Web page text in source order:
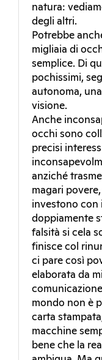
natura:
degli altri.
Potrebbe
migliaia di
semplice. Di
pochissimi,
autonoma,
visione.
Anche
occhi sono
precisi
anziché
magari
investono con
doppiamente
falsità si cela
finisce col
ci pare così
elaborata da
mondo non è
carta
macchine
bene che la